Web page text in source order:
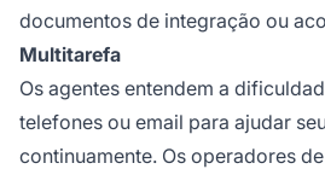
documentos de integração ou
Multitarefa
Os agentes entendem a
telefones ou email para ajudar
continuamente. Os operadores